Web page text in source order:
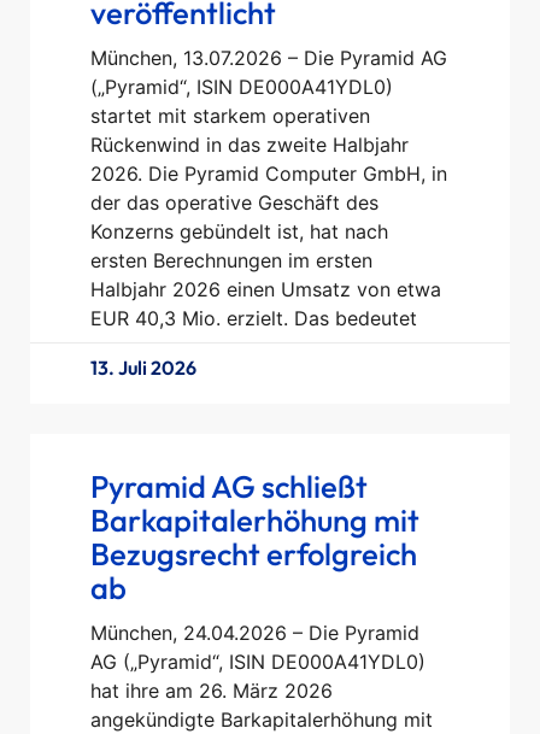
veröffentlicht
München, 13.07.2026 – Die Pyramid AG
(„Pyramid“, ISIN DE000A41YDL0)
startet mit starkem operativen
Rückenwind in das zweite Halbjahr
2026. Die Pyramid Computer GmbH, in
der das operative Geschäft des
Konzerns gebündelt ist, hat nach
ersten Berechnungen im ersten
Halbjahr 2026 einen Umsatz von etwa
EUR 40,3 Mio. erzielt. Das bedeutet
13. Juli 2026
Pyramid AG schließt
Barkapitalerhöhung mit
Bezugsrecht erfolgreich
ab
München, 24.04.2026 – Die Pyramid
AG („Pyramid“, ISIN DE000A41YDL0)
hat ihre am 26. März 2026
angekündigte Barkapitalerhöhung mit